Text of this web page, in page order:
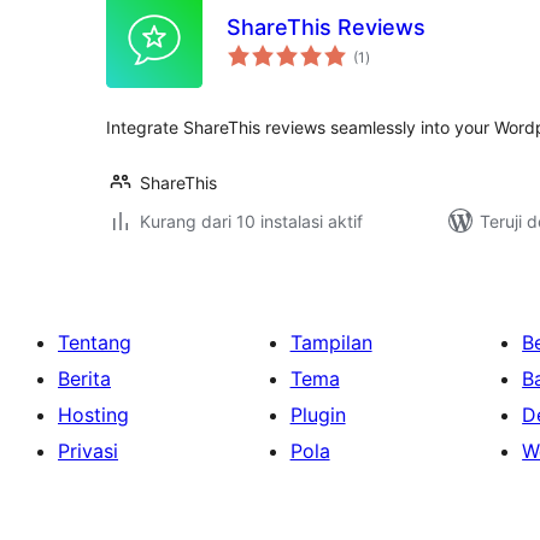
ShareThis Reviews
(1 total
rating
)
Integrate ShareThis reviews seamlessly into your
ShareThis
Kurang dari 10 instalasi aktif
Teruji
Tentang
Berita
Hosting
Privasi
Tampilan
Tema
Plugin
Pola